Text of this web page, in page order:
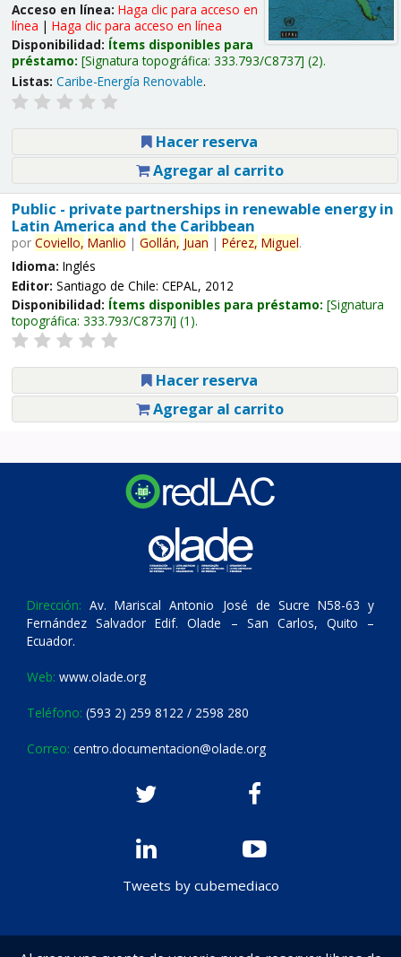
Acceso en línea: Haga clic para acceso en
línea | Haga clic para acceso en línea
Disponibilidad: Ítems disponibles para
préstamo: Signatura topográfica: 333.793/C8737 (2).
Listas: Caribe-Energía Renovable.
Hacer reserva
Agregar al carrito
Public - private partnerships in renewable energy in
Latin America and the Caribbean
por Coviello, Manlio | Gollán, Juan | Pérez, Miguel.
Idioma: Inglés
Editor: Santiago de Chile: CEPAL, 2012
Disponibilidad: Ítems disponibles para préstamo: Signatura
topográfica: 333.793/C8737i (1).
Hacer reserva
Agregar al carrito
Dirección: Av. Mariscal Antonio José de Sucre N58-63 y
Fernández Salvador Edif. Olade – San Carlos, Quito –
Ecuador.
Web: www.olade.org
Teléfono: (593 2) 259 8122 / 2598 280
Correo: centro.documentacion@olade.org
Tweets by cubemediaco